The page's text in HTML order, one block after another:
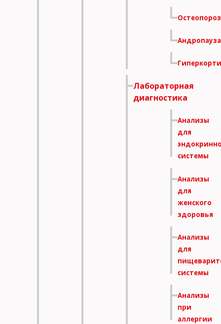
Остеопороз
Андропауза
Лабораторная
диагностика
Анализы
для
системы
Анализы
для
женского
здоровья
Анализы
для
системы
Анализы
при
аллергии